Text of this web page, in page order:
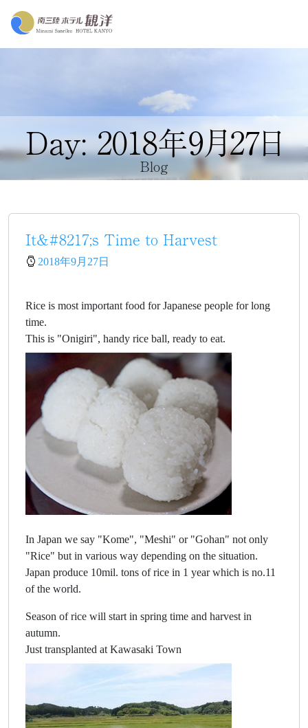
Day: 2018年9月27日
Blog
It&#8217;s Time to Harvest
2018年9月27日
Rice is most important food for Japanese people for long
time.
This is "Onigiri", handy rice ball, ready to eat.
In Japan we say "Kome", "Meshi" or "Gohan" not only
"Rice" but in various way depending on the situation.
Japan produce 10mil. tons of rice in 1 year which is no.11
of the world.
Season of rice will start in spring time and harvest in
autumn.
Just transplanted at Kawasaki Town